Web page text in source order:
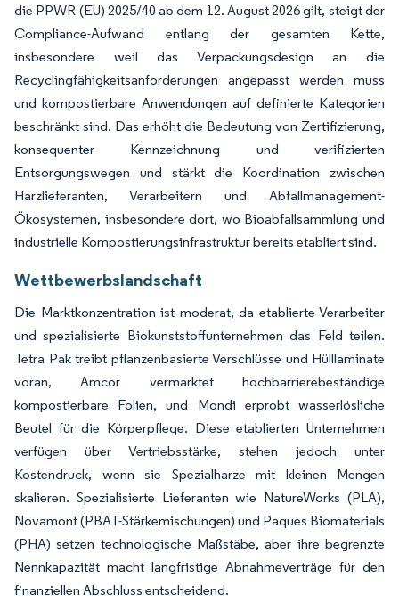
die PPWR (EU) 2025/40 ab dem 12. August 2026 gilt, steigt der
Compliance-Aufwand entlang der gesamten Kette,
insbesondere weil das Verpackungsdesign an die
Recyclingfähigkeitsanforderungen angepasst werden muss
und kompostierbare Anwendungen auf definierte Kategorien
beschränkt sind. Das erhöht die Bedeutung von Zertifizierung,
konsequenter Kennzeichnung und verifizierten
Entsorgungswegen und stärkt die Koordination zwischen
Harzlieferanten, Verarbeitern und Abfallmanagement-
Ökosystemen, insbesondere dort, wo Bioabfallsammlung und
industrielle Kompostierungsinfrastruktur bereits etabliert sind.
Wettbewerbslandschaft
Die Marktkonzentration ist moderat, da etablierte Verarbeiter
und spezialisierte Biokunststoffunternehmen das Feld teilen.
Tetra Pak treibt pflanzenbasierte Verschlüsse und Hülllaminate
voran, Amcor vermarktet hochbarrierebeständige
kompostierbare Folien, und Mondi erprobt wasserlösliche
Beutel für die Körperpflege. Diese etablierten Unternehmen
verfügen über Vertriebsstärke, stehen jedoch unter
Kostendruck, wenn sie Spezialharze mit kleinen Mengen
skalieren. Spezialisierte Lieferanten wie NatureWorks (PLA),
Novamont (PBAT-Stärkemischungen) und Paques Biomaterials
(PHA) setzen technologische Maßstäbe, aber ihre begrenzte
Nennkapazität macht langfristige Abnahmeverträge für den
finanziellen Abschluss entscheidend.